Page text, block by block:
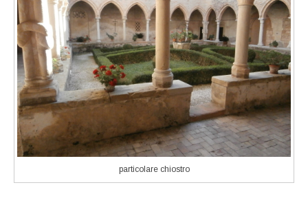
particolare chiostro